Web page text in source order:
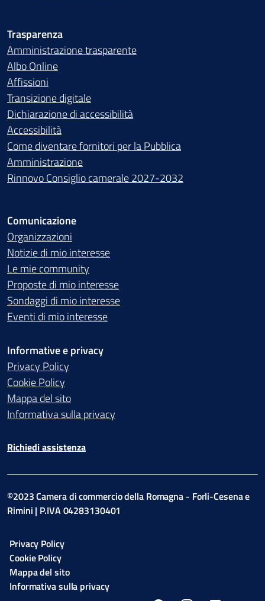
Trasparenza
Amministrazione trasparente
Albo Online
Affissioni
Transizione digitale
Dichiarazione di accessibilità
Accessibilità
Come diventare fornitori per la Pubblica
Amministrazione
Rinnovo Consiglio camerale 2027-2032
Comunicazione
Organizzazioni
Notizie di mio interesse
Le mie community
Proposte di mio interesse
Sondaggi di mio interesse
Eventi di mio interesse
Informative e privacy
Privacy Policy
Cookie Policy
Mappa del sito
Informativa sulla privacy
Richiedi assistenza
©2023 Camera di commercio della Romagna - Forli-Cesena e
Rimini | P.IVA 04283130401
Privacy Policy
Cookie Policy
Mappa del sito
Informativa sulla privacy